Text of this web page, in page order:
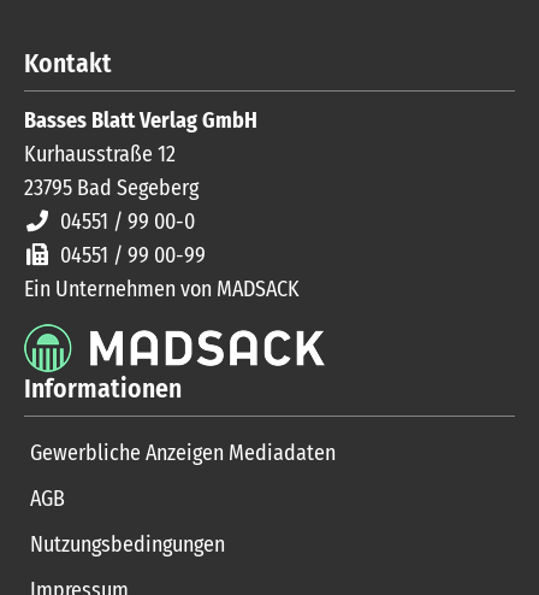
Kontakt
Basses Blatt Verlag GmbH
Kurhausstraße 12
23795 Bad Segeberg
04551 / 99 00-0
04551 / 99 00-99
Ein Unternehmen von MADSACK
Informationen
Gewerbliche Anzeigen Mediadaten
AGB
Nutzungsbedingungen